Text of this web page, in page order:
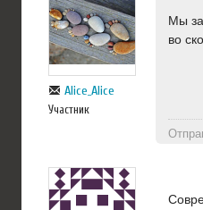
Alice_Alice
Участник
Мы
во